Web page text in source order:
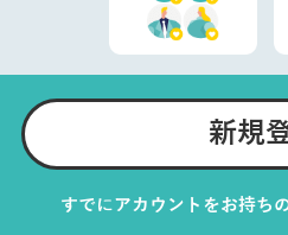
新規
すでにアカウントをお持ち